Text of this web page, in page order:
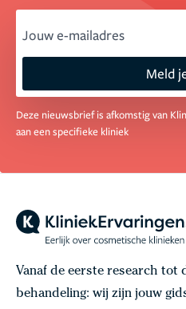
Meld
Deze nieuwsbrief is afkomstig van
aan een specifieke kliniek
Vanaf de eerste research tot
behandeling: wij zijn jouw